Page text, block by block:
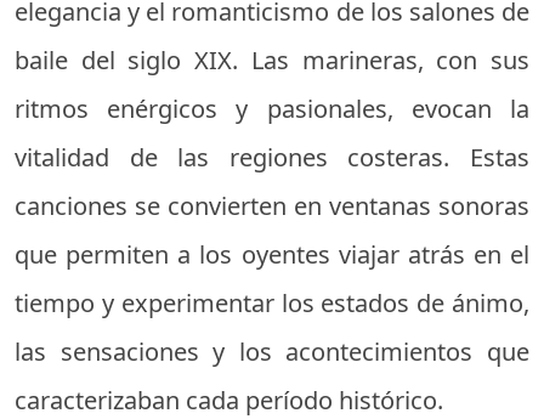
elegancia y el romanticismo de los salones de
baile del siglo XIX. Las marineras, con sus
ritmos enérgicos y pasionales, evocan la
vitalidad de las regiones costeras. Estas
canciones se convierten en ventanas sonoras
que permiten a los oyentes viajar atrás en el
tiempo y experimentar los estados de ánimo,
las sensaciones y los acontecimientos que
caracterizaban cada período histórico.